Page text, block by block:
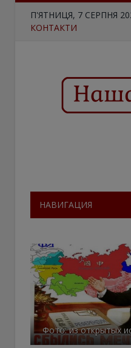
П'ЯТНИЦЯ, 7 СЕРПНЯ
КОНТАКТИ
НАВИГАЦИЯ
Фото: из открытых